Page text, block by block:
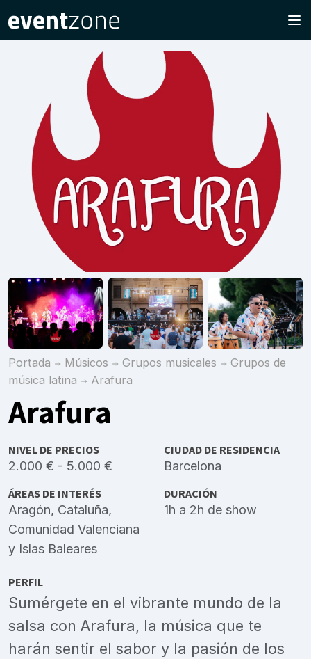
Portada Músicos Grupos musicales
Grupos de
música latina
Arafura
Arafura
NIVEL DE PRECIOS
2.000 € - 5.000 €
CIUDAD DE RESIDENCIA
Barcelona
ÁREAS DE INTERÉS
Aragón, Cataluña,
Comunidad Valenciana
y Islas Baleares
DURACIÓN
1h a 2h de show
PERFIL
Sumérgete en el vibrante mundo de la
salsa con Arafura, la música que te
harán sentir el sabor y la pasión de los